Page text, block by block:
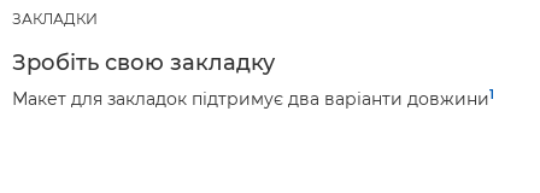
ЗАКЛАДКИ
Зробіть свою закладку
Макет для закладок підтримує два варіанти довжини1